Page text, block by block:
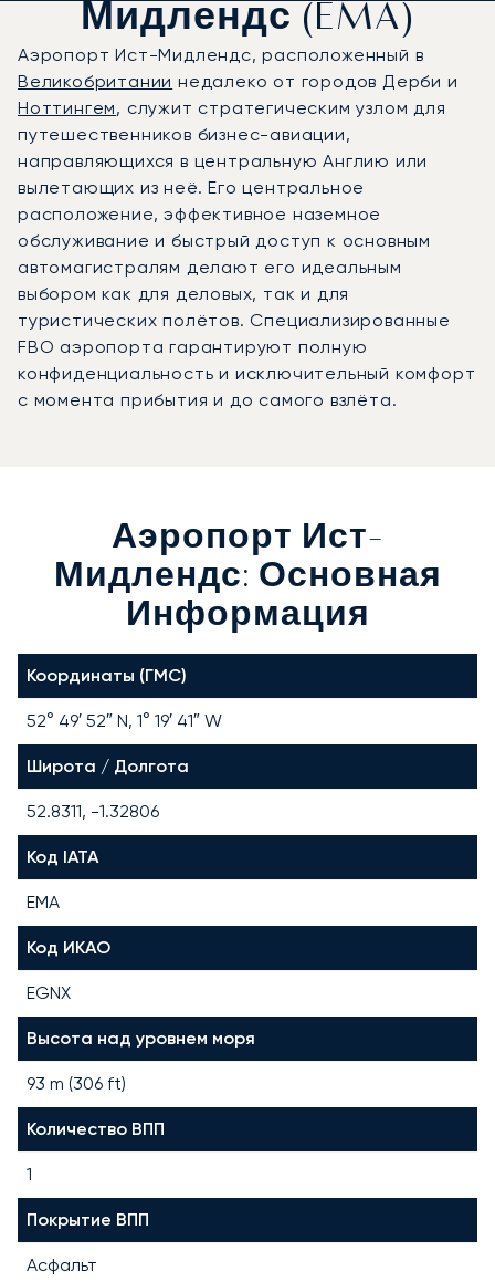
Мидлендс (EMA)
Аэропорт Ист-Мидлендс, расположенный в
Великобритании недалеко от городов Дерби и
Ноттингем, служит стратегическим узлом для
путешественников бизнес-авиации,
направляющихся в центральную Англию или
вылетающих из неё. Его центральное
расположение, эффективное наземное
обслуживание и быстрый доступ к основным
автомагистралям делают его идеальным
выбором как для деловых, так и для
туристических полётов. Специализированные
FBO аэропорта гарантируют полную
конфиденциальность и исключительный комфорт
с момента прибытия и до самого взлёта.
Аэропорт Ист-
Мидлендс: Основная
Информация
Координаты (ГМС)
52° 49′ 52″ N, 1° 19′ 41″ W
Широта / Долгота
52.8311, -1.32806
Код IATA
EMA
Код ИКАО
EGNX
Высота над уровнем моря
93 m (306 ft)
Количество ВПП
1
Покрытие ВПП
Асфальт